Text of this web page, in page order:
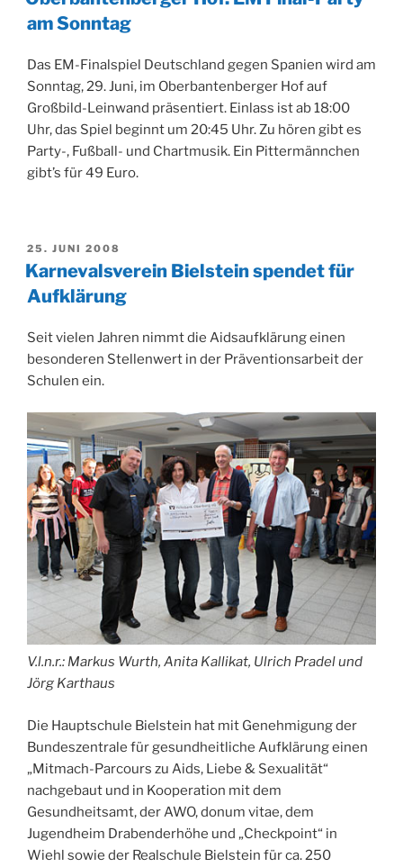
am Sonntag
Das EM-Finalspiel Deutschland gegen Spanien wird am
Sonntag, 29. Juni, im Oberbantenberger Hof auf
Großbild-Leinwand präsentiert. Einlass ist ab 18:00
Uhr, das Spiel beginnt um 20:45 Uhr. Zu hören gibt es
Party-, Fußball- und Chartmusik. Ein Pittermännchen
gibt’s für 49 Euro.
VERÖFFENTLICHT
AM
25. JUNI 2008
Karnevalsverein Bielstein spendet für
Aufklärung
Seit vielen Jahren nimmt die Aidsaufklärung einen
besonderen Stellenwert in der Präventionsarbeit der
Schulen ein.
V.l.n.r.: Markus Wurth, Anita Kallikat, Ulrich Pradel und
Jörg Karthaus
Die Hauptschule Bielstein hat mit Genehmigung der
Bundeszentrale für gesundheitliche Aufklärung einen
„Mitmach-Parcours zu Aids, Liebe & Sexualität“
nachgebaut und in Kooperation mit dem
Gesundheitsamt, der AWO, donum vitae, dem
Jugendheim Drabenderhöhe und „Checkpoint“ in
Wiehl sowie der Realschule Bielstein für ca. 250